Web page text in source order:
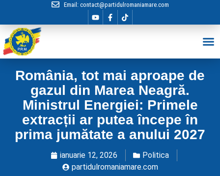
Email: contact@partidulromaniamare.com
România, tot mai aproape de
gazul din Marea Neagră.
Ministrul Energiei: Primele
extracții ar putea începe în
prima jumătate a anului 2027
ianuarie 12, 2026
Politica
partidulromaniamare.com